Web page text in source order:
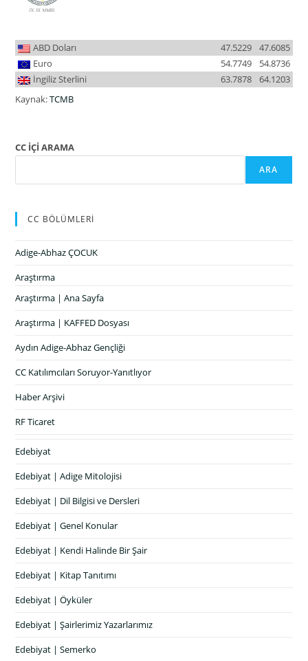
ABD Doları 47.6085
47.5229
Euro
54.8736
54.7749
İngiliz Sterlini
64.1203
63.7878
Kaynak:TCMB
CC İÇİ ARAMA
ARA
CC BÖLÜMLERİ
Adige-Abhaz ÇOCUK
Araştırma
Araştırma | Ana Sayfa
Araştırma | KAFFED Dosyası
Aydın Adige-Abhaz Gençliği
CC Katılımcıları Soruyor-Yanıtlıyor
Haber Arşivi
RF Ticaret
Edebiyat
Edebiyat | Adige Mitolojisi
Edebiyat | Dil Bilgisi ve Dersleri
Edebiyat | Genel Konular
Edebiyat | Kendi Halinde Bir Şair
Edebiyat | Kitap Tanıtımı
Edebiyat | Öyküler
Edebiyat | Şairlerimiz Yazarlarımız
Edebiyat | Semerko